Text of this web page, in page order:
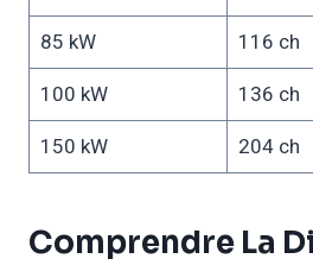
85 kW
116 ch
100 kW
136 ch
150 kW
204 ch
Comprendre La